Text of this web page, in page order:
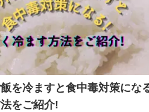
を冷ますと食中毒対策にな
をご紹介!